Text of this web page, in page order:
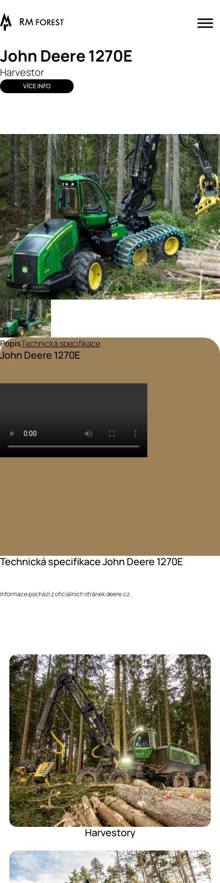
John Deere 1270E
Harvestor
VÍCE INFO
PopisTechnická specifikace
John Deere 1270E
Technická specifikace John Deere 1270E
Informace pochází z oficiálních stránek deere.cz.
Harvestory